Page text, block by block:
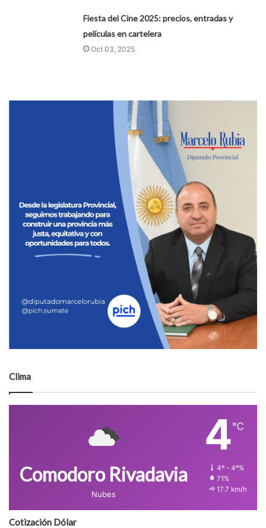
Fiesta del Cine 2025: precios, entradas y
películas en cartelera
Oct 03, 2025
Clima
Comodoro Rivadavia
Nubes
4℃
4º - 4º%
71%
17.7 km/h
Cotización Dólar